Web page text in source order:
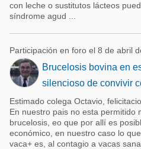
con leche o sustitutos lácteos
síndrome agud ...
Participación en foro el 8 de abril
Brucelosis bovina en
silencioso de convivir
Estimado colega Octavio,
En nuestro pais no esta permitido
brucelosis, eo que por allí es
económico, en nuestro caso lo
vaca+ es, al contagio a vacas